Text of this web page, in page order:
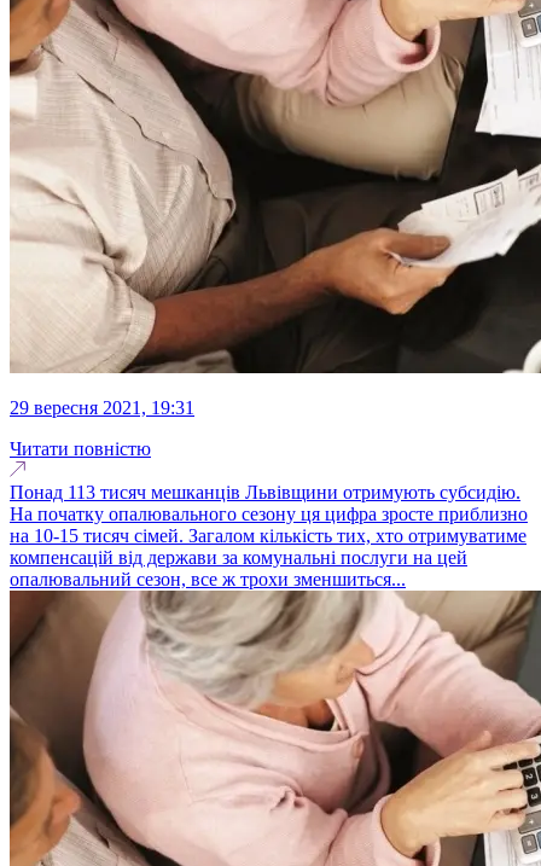
29 вересня 2021, 19:31
Читати повністю
Понад 113 тисяч мешканців Львівщини отримують субсидію.
На початку опалювального сезону ця цифра зросте приблизно
на 10-15 тисяч сімей. Загалом кількість тих, хто отримуватиме
компенсацій від держави за комунальні послуги на цей
опалювальний сезон, все ж трохи зменшиться...